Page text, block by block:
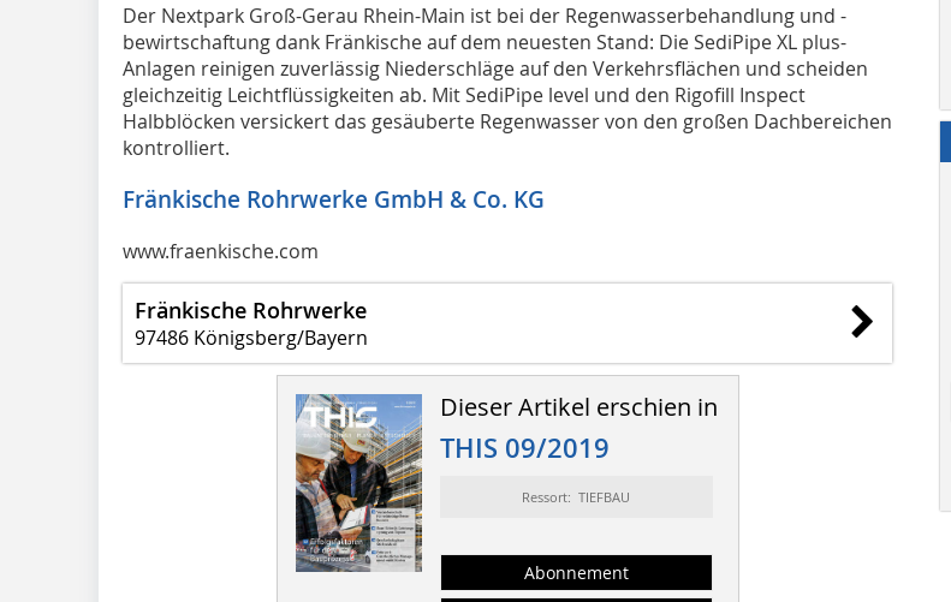
Der Nextpark Groß-Gerau Rhein-Main ist bei der Regenwasserbehandlung und -
bewirtschaftung dank Fränkische auf dem neuesten Stand: Die SediPipe XL plus-
Anlagen reinigen zuverlässig Niederschläge auf den Verkehrsflächen und scheiden
gleichzeitig Leichtflüssigkeiten ab. Mit SediPipe level und den Rigofill Inspect
Halbblöcken versickert das gesäuberte Regenwasser von den großen Dachbereichen
kontrolliert.
Fränkische Rohrwerke GmbH & Co. KG
www.fraenkische.com
Fränkische Rohrwerke
97486 Königsberg/Bayern
Dieser Artikel erschien in
THIS 09/2019
Ressort: TIEFBAU
Abonnement